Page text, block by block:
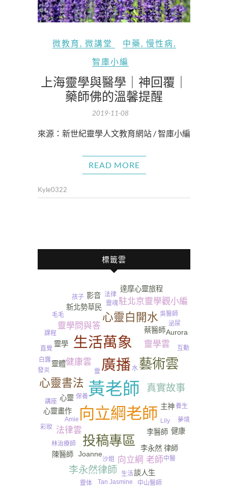
微教育 , 微講堂 中藥, 慢性病,
智庫小編
上海靈學與醫學｜神回覆｜
藥師佛的溫馨提醒
2019-11-08
來源：新世紀靈學人文教育網站 / 智庫小編
READ MORE
Kyle0322
標籤雲
黃老師
向立綱老師
廣播
生活萬象
投稿專區
藝術雲
心靈白開水
心靈書法
李永然律師
真實故事
健康雲
靈學問與答
駐北京靈學觀小編
靈學雲
向立綱 老師
法律雲
心靈
李醫師
靈體
Joanne
新北勢草民
靈學
蔡醫師
心靈畫作
主神
李永然 律師
影音
談人生
Aurora
健康
陳醫師
達摩心靈旅程
林治療師
養生
Tan Jasmine
Lily
白露
沙姐
講座
生活
法律
吳醫師
夢境
課程
互動
孩子
彩妝
直覺
中山醫師
中醫
靈
泌尿
靈体
毛毛
保養
Amie
水
發炎
靈魂